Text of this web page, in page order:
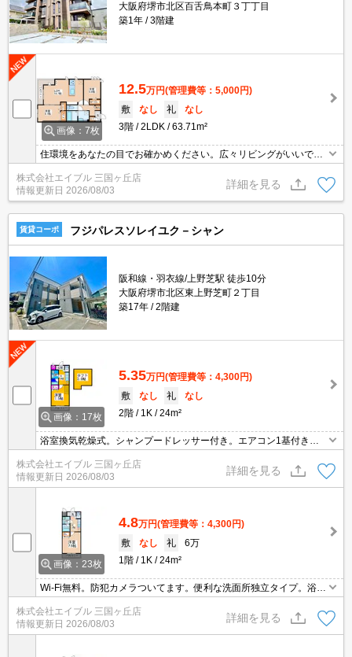
大阪府堺市北区百舌鳥本町３丁丁目
築1年
3階建
画像：7枚
12.5万円(管理費等：5,000円)
敷
なし 礼
なし
3階
2LDK 63.71m²
住環境をあなたの目でお確かめください。広々リビングがいいです
ね。バルコニー。収納スペースが充実。
株式会社エイブル 三国ヶ丘店
情報更新日 2026/08/03
詳細を見る
賃貸コーポ フジパレスソレイユク－シャン
阪和線・羽衣線/上野芝駅 徒歩10分
大阪府堺市北区東上野芝町２丁目
築17年
2階建
画像：17枚
5.35万円(管理費等：4,300円)
敷
なし 礼
なし
2階
1K 24m²
浴室換気乾燥式。シャンプードレッサー付き。エアコン1基付き。
室内洗濯機置場。
株式会社エイブル 三国ヶ丘店
情報更新日 2026/08/03
詳細を見る
画像：23枚
4.8万円(管理費等：4,300円)
敷
なし 礼
6万
1階
1K 24m²
Wi-Fi無料。防犯カメラついてます。便利な洗面所独立タイプ。浴室
換気乾燥式。エアコン1基付き。都市ガス使用。CATV受信可。
株式会社エイブル 三国ヶ丘店
情報更新日 2026/08/03
詳細を見る